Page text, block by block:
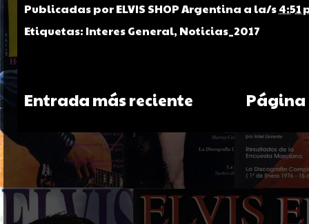
Publicadas porELVIS SHOP Argentina a la/s4:51
Etiquetas: Interes General, Noticias_2017
Entrada más reciente